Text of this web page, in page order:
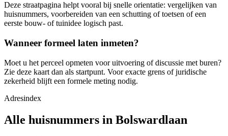
Deze straatpagina helpt vooral bij snelle orientatie: vergelijken van
huisnummers, voorbereiden van een schutting of toetsen of een
eerste bouw- of tuinidee logisch past.
Wanneer formeel laten inmeten?
Moet u het perceel opmeten voor uitvoering of discussie met buren?
Zie deze kaart dan als startpunt. Voor exacte grens of juridische
zekerheid blijft een formele meting nodig.
Adresindex
Alle huisnummers in Bolswardlaan